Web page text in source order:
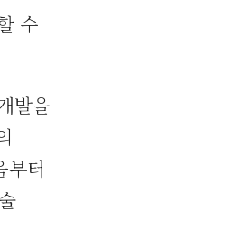
수
발을
부터